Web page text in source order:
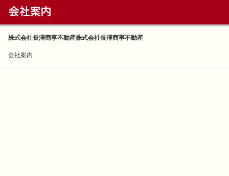
株式会社長澤商事不動産株式会社長澤商事不動産
会社案内